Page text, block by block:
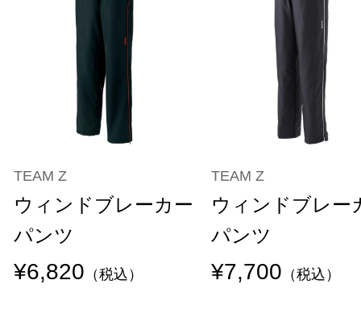
TEAM Z
ウィンドブレーカー
パンツ
¥6,820 （税込）
TEAM Z
ウィンドブレー
パンツ
¥7,700 （税込）